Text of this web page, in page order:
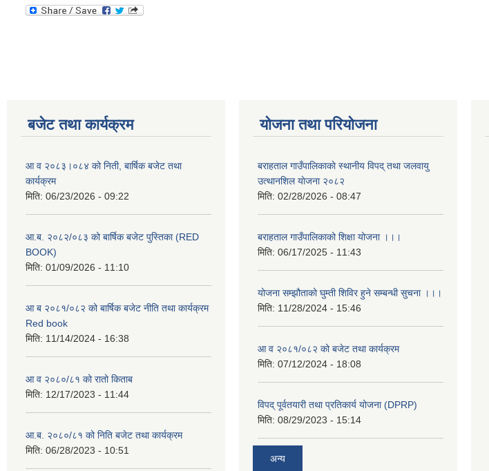
बजेट तथा कार्यक्रम
आ व २०८३।०८४ को निती, बार्षिक बजेट तथा
कार्यक्रम
मिति: 06/23/2026 - 09:22
आ.ब. २०८२/०८३ को बार्षिक बजेट पुस्तिका (RED
BOOK)
मिति: 01/09/2026 - 11:10
आ ब २०८१/०८२ को बार्षिक बजेट नीति तथा कार्यक्रम
Red book
मिति: 11/14/2024 - 16:38
आ व २०८०/८१ को रातो किताब
मिति: 12/17/2023 - 11:44
आ.ब. २०८०/८१ को निति बजेट तथा कार्यक्रम
मिति: 06/28/2023 - 10:51
योजना तथा परियोजना
बराहताल गाउँपालिकाकाे स्थानीय विपद् तथा जलवायु
उत्थानशिल याेजना २०८२
मिति: 02/28/2026 - 08:47
बराहताल गाउँपालिकाको शिक्षा योजना ।।।
मिति: 06/17/2025 - 11:43
योजना सम्झौताको घुम्ती शिविर हुने सम्बन्धी सुचना ।।।
मिति: 11/28/2024 - 15:46
आ व २०८१/०८२ को बजेट तथा कार्यक्रम
मिति: 07/12/2024 - 18:08
विपद् पूर्वतयारी तथा प्रतिकार्य योजना (DPRP)
मिति: 08/29/2023 - 15:14
अन्य